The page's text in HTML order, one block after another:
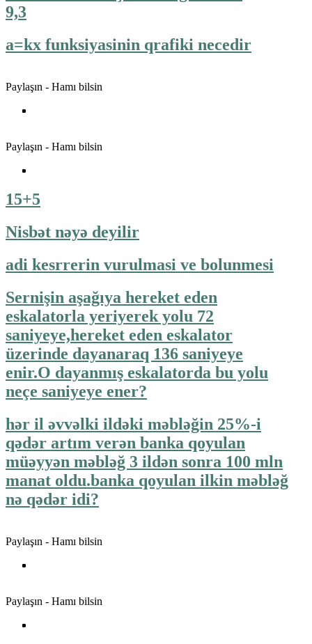
9,3
a=kx funksiyasinin qrafiki necedir
Paylaşın - Hamı bilsin
Paylaşın - Hamı bilsin
15+5
Nisbət nəyə deyilir
adi kesrrerin vurulmasi ve bolunmesi
Sernişin aşağıya hereket eden
eskalatorla yeriyerek yolu 72
saniyeye,hereket eden eskalator
üzerinde dayanaraq 136 saniyeye
enir.O dayanmış eskalatorda bu yolu
neçe saniyeye ener?
hər il əvvəlki ildəki məbləğin 25%-i
qədər artım verən banka qoyulan
müəyyən məbləğ 3 ildən sonra 100 mln
manat oldu.banka qoyulan ilkin məbləğ
nə qədər idi?
Paylaşın - Hamı bilsin
Paylaşın - Hamı bilsin